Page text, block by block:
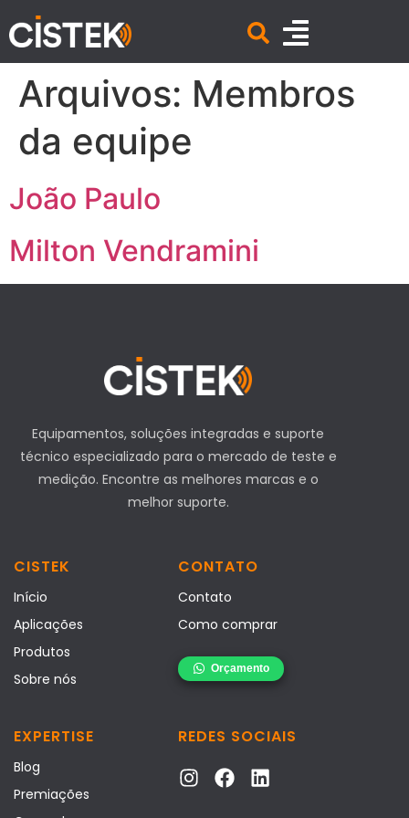
Arquivos: Membros
da equipe
João Paulo
Milton Vendramini
Equipamentos, soluções integradas e suporte
técnico especializado para o mercado de teste e
medição. Encontre as melhores marcas e o
melhor suporte.
CISTEK
Início
Aplicações
Produtos
Sobre nós
CONTATO
Contato
Como comprar
EXPERTISE
Blog
Premiações
REDES SOCIAIS